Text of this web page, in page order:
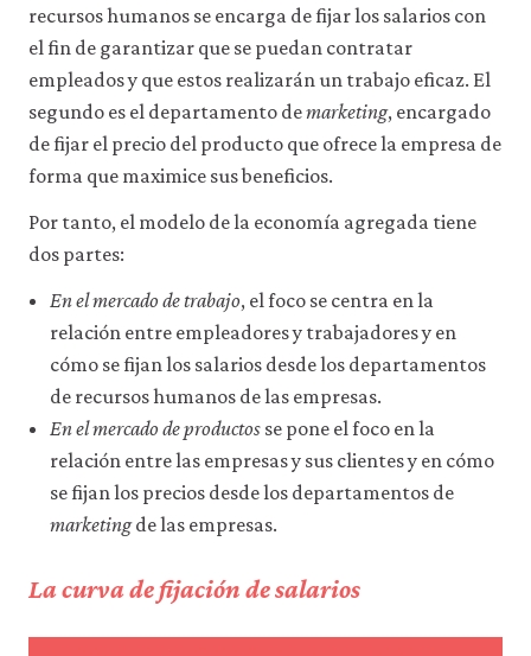
recursos humanos se encarga de fijar los salarios con
el fin de garantizar que se puedan contratar
empleados y que estos realizarán un trabajo eficaz. El
segundo es el departamento demarketing, encargado
de fijar el precio del producto que ofrece la empresa de
forma que maximice sus beneficios.
Por tanto, el modelo de la economía agregada tiene
dos partes:
En el mercado de trabajo, el foco se centra en la
relación entre empleadores y trabajadores y en
cómo se fijan los salarios desde los departamentos
de recursos humanos de las empresas.
En el mercado de productos se pone el foco en la
relación entre las empresas y sus clientes y en cómo
se fijan los precios desde los departamentos de
marketingde las empresas.
La curva de fijación de salarios